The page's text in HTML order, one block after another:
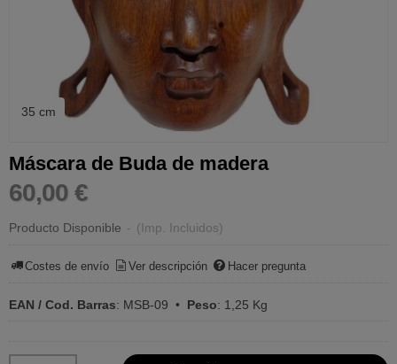
35 cm
Máscara de Buda de madera
60,00 €
Producto Disponible - (Imp. Incluidos)
Costes de envío Ver descripción Hacer pregunta
EAN / Cod. Barras: MSB-09 • Peso: 1,25 Kg